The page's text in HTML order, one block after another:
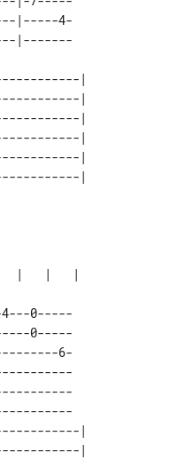
|-----4-
|-------
|
|
|
|
|
|
0-----
0-----
6-
|
|